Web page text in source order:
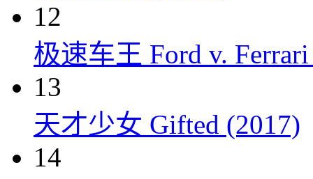
12
极速车王 Ford v.
13
天才少女 Gifted (2017)
14